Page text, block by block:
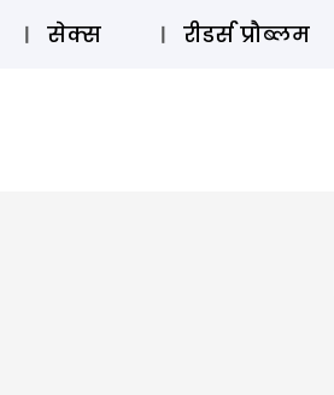
सेक्स रीडर्स प्रौब्लम